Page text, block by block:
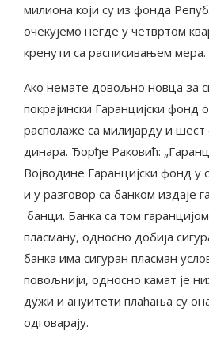
милиона који су из фонда
очекујемо негде у четвртом
кренути са расписивањем мера.
Ако немате довољно новца за
покрајински Гаранцијски фонд
располаже са милијарду и
динара. Ђорђе Раковић:
Војводине Гаранцијски фонд у
и у разговор са банком издаје
банци. Банка са том
пласману, односно добија
банка има сигуран пласман
повољнији, односно камат је
дужи и ануитети плаћања су
одговарају.